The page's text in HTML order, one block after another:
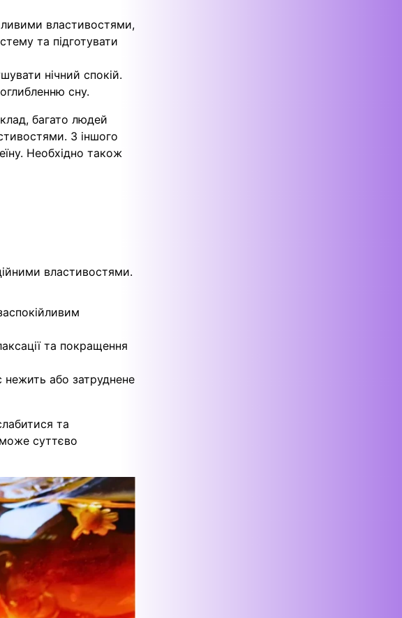
властивостями,
та підготувати
нічний спокій.
сну.
багато людей
З іншого
Необхідно також
властивостями.
та покращення
або затруднене
та
суттєво